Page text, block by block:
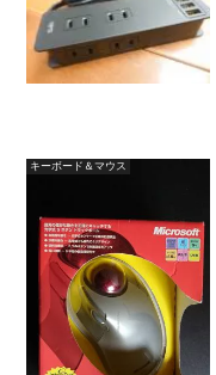
キーボード＆マウス